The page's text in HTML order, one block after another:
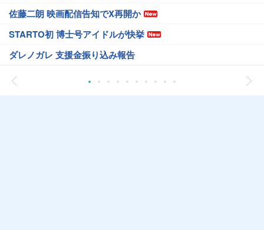
佐藤二朗 映画配信告知でX再開か
STARTO初 博士号アイドルが快挙
ダレノガレ 支援金振り込み報告